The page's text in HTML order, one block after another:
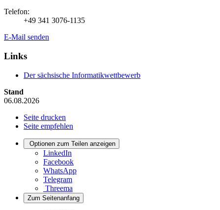
Telefon:
+49 341 3076-1135
E-Mail senden
Links
Der sächsische Informatikwettbewerb
Stand
06.08.2026
Seite drucken
Seite empfehlen
Optionen zum Teilen anzeigen
LinkedIn
Facebook
WhatsApp
Telegram
Threema
Zum Seitenanfang